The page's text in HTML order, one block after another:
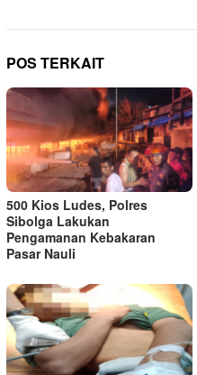
POS TERKAIT
500 Kios Ludes, Polres
Sibolga Lakukan
Pengamanan Kebakaran
Pasar Nauli